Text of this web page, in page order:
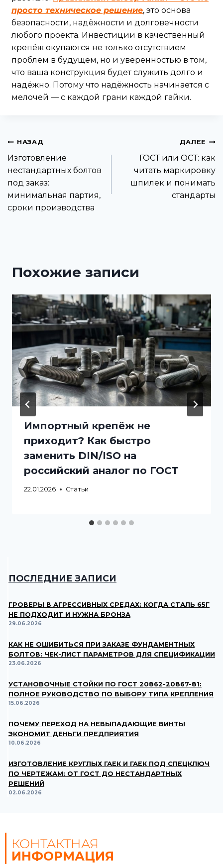
просто техническое решение, это основа
безопасности, надёжности и долговечности
любого проекта. Инвестиции в качественный
крепёж окупаются не только отсутствием
проблем в будущем, но и уверенностью в том,
что ваша конструкция будет служить долго и
надёжно. Потому что надёжность начинается с
мелочей — с каждой грани каждой гайки.
НАЗАД
Изготовление
нестандартных болтов
под заказ:
минимальная партия,
сроки производства
ДАЛЕЕ
ГОСТ или ОСТ: как
читать маркировку
шпилек и понимать
стандарты
Похожие записи
Импортный крепёж не
приходит? Как быстро
заменить DIN/ISO на
российский аналог по ГОСТ
22.01.2026 Статьи
ПОСЛЕДНИЕ ЗАПИСИ
ГРОВЕРЫ В АГРЕССИВНЫХ СРЕДАХ: КОГДА СТАЛЬ 65Г
НЕ ПОДХОДИТ И НУЖНА БРОНЗА
29.06.2026
КАК НЕ ОШИБИТЬСЯ ПРИ ЗАКАЗЕ ФУНДАМЕНТНЫХ
БОЛТОВ: ЧЕК-ЛИСТ ПАРАМЕТРОВ ДЛЯ СПЕЦИФИКАЦИИ
23.06.2026
УСТАНОВОЧНЫЕ СТОЙКИ ПО ГОСТ 20862-20867-81:
ПОЛНОЕ РУКОВОДСТВО ПО ВЫБОРУ ТИПА КРЕПЛЕНИЯ
15.06.2026
ПОЧЕМУ ПЕРЕХОД НА НЕВЫПАДАЮЩИЕ ВИНТЫ
ЭКОНОМИТ ДЕНЬГИ ПРЕДПРИЯТИЯ
10.06.2026
ИЗГОТОВЛЕНИЕ КРУГЛЫХ ГАЕК И ГАЕК ПОД СПЕЦКЛЮЧ
ПО ЧЕРТЕЖАМ: ОТ ГОСТ ДО НЕСТАНДАРТНЫХ
РЕШЕНИЙ
02.06.2026
КОНТАКТНАЯ
ИНФОРМАЦИЯ